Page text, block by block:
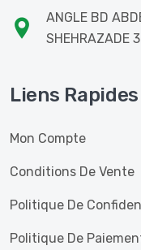
ANGLE BD
SHEHRAZADE
Liens Rapides
Mon Compte
Conditions De Vente
Politique De
Politique De